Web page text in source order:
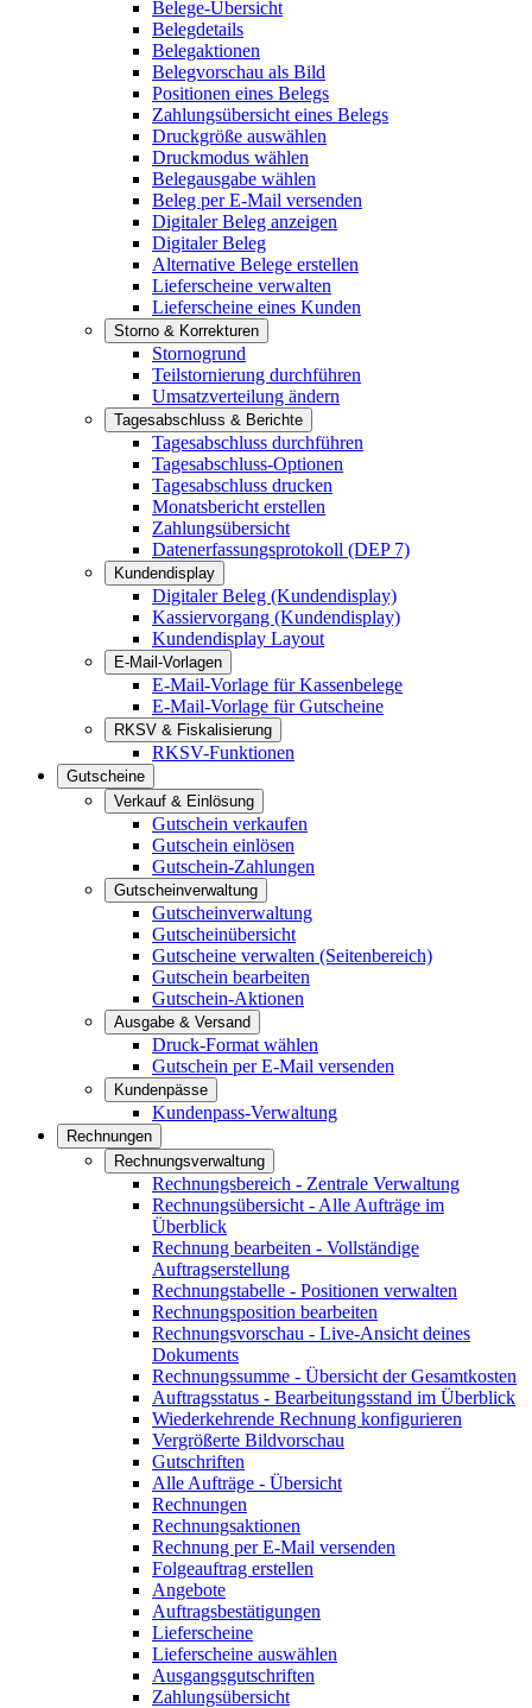
Belege-Übersicht
Belegdetails
Belegaktionen
Belegvorschau als Bild
Positionen eines Belegs
Zahlungsübersicht eines Belegs
Druckgröße auswählen
Druckmodus wählen
Belegausgabe wählen
Beleg per E-Mail versenden
Digitaler Beleg anzeigen
Digitaler Beleg
Alternative Belege erstellen
Lieferscheine verwalten
Lieferscheine eines Kunden
Storno & Korrekturen
Stornogrund
Teilstornierung durchführen
Umsatzverteilung ändern
Tagesabschluss & Berichte
Tagesabschluss durchführen
Tagesabschluss-Optionen
Tagesabschluss drucken
Monatsbericht erstellen
Zahlungsübersicht
Datenerfassungsprotokoll (DEP 7)
Kundendisplay
Digitaler Beleg (Kundendisplay)
Kassiervorgang (Kundendisplay)
Kundendisplay Layout
E-Mail-Vorlagen
E-Mail-Vorlage für Kassenbelege
E-Mail-Vorlage für Gutscheine
RKSV & Fiskalisierung
RKSV-Funktionen
Gutscheine
Verkauf & Einlösung
Gutschein verkaufen
Gutschein einlösen
Gutschein-Zahlungen
Gutscheinverwaltung
Gutscheinverwaltung
Gutscheinübersicht
Gutscheine verwalten (Seitenbereich)
Gutschein bearbeiten
Gutschein-Aktionen
Ausgabe & Versand
Druck-Format wählen
Gutschein per E-Mail versenden
Kundenpässe
Kundenpass-Verwaltung
Rechnungen
Rechnungsverwaltung
Rechnungsbereich - Zentrale Verwaltung
Rechnungsübersicht - Alle Aufträge im
Überblick
Rechnung bearbeiten - Vollständige
Auftragserstellung
Rechnungstabelle - Positionen verwalten
Rechnungsposition bearbeiten
Rechnungsvorschau - Live-Ansicht deines
Dokuments
Rechnungssumme - Übersicht der Gesamtkosten
Auftragsstatus - Bearbeitungsstand im Überblick
Wiederkehrende Rechnung konfigurieren
Vergrößerte Bildvorschau
Gutschriften
Alle Aufträge - Übersicht
Rechnungen
Rechnungsaktionen
Rechnung per E-Mail versenden
Folgeauftrag erstellen
Angebote
Auftragsbestätigungen
Lieferscheine
Lieferscheine auswählen
Ausgangsgutschriften
Zahlungsübersicht